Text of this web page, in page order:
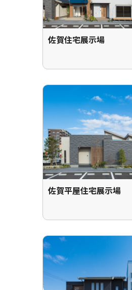
佐賀住宅展示場
佐賀平屋住宅展示場